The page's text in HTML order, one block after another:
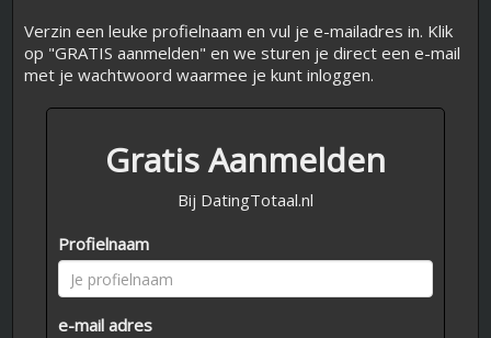
Verzin een leuke profielnaam en vul je e-mailadres in. Klik
op "GRATIS aanmelden" en we sturen je direct een e-mail
met je wachtwoord waarmee je kunt inloggen.
Gratis Aanmelden
Bij DatingTotaal.nl
Profielnaam
e-mail adres